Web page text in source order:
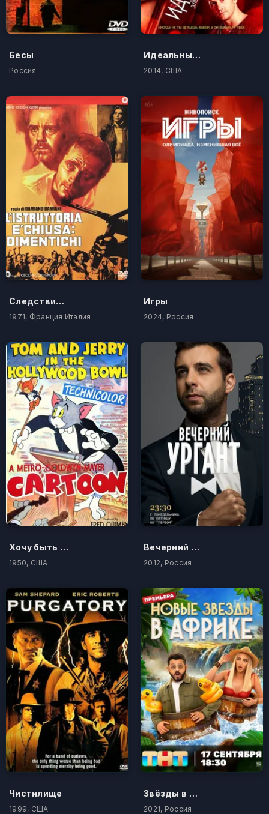
Бесы
Россия
Идеальный стриптиз
2014, США
Следствие закончено, забудьте
1971, Франция Италия
Игры
2024, Россия
Хочу быть дирижером
1950, США
Вечерний Ургант
2012, Россия
Чистилище
1999, США
Звёзды в Африке
2021, Россия